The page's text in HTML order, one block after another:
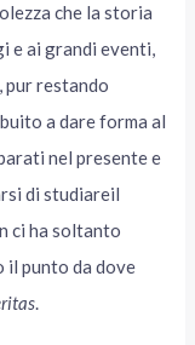
che la storia
e ai grandi eventi,
pur restando
a dare forma al
nel presente e
di studiareil
ci ha soltanto
il punto da dove
.